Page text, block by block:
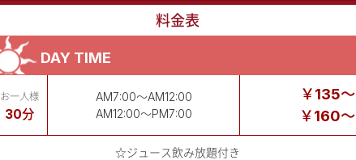
料金表
DAY TIME
お一人様
30分
AM7:00～AM12:00
AM12:00～PM7:00
￥135～
￥160～
☆ジュース飲み放題付き